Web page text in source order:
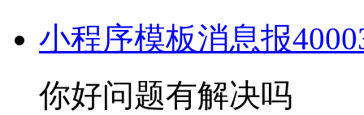
小程序模板消息报
你好问题有解决吗